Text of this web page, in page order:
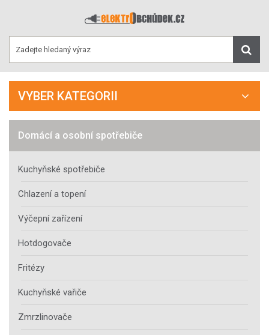
VYBER KATEGORII
Domácí a osobní spotřebiče
Kuchyňské spotřebiče
Chlazení a topení
Výčepní zařízení
Hotdogovače
Fritézy
Kuchyňské vařiče
Zmrzlinovače